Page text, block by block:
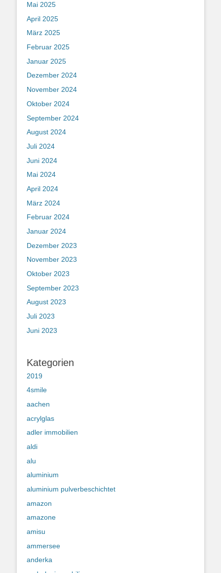
Mai 2025
April 2025
März 2025
Februar 2025
Januar 2025
Dezember 2024
November 2024
Oktober 2024
September 2024
August 2024
Juli 2024
Juni 2024
Mai 2024
April 2024
März 2024
Februar 2024
Januar 2024
Dezember 2023
November 2023
Oktober 2023
September 2023
August 2023
Juli 2023
Juni 2023
Kategorien
2019
4smile
aachen
acrylglas
adler immobilien
aldi
alu
aluminium
aluminium pulverbeschichtet
amazon
amazone
amisu
ammersee
anderka